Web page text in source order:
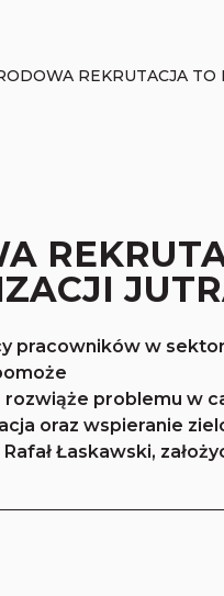
REKRUTACJA
pracowników w
problemu w
oraz wspieranie
Łaskawski,